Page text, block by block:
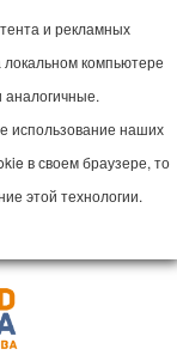
и рекламных
компьютере
аналогичные.
использование наших
в своем браузере, то
этой технологии.